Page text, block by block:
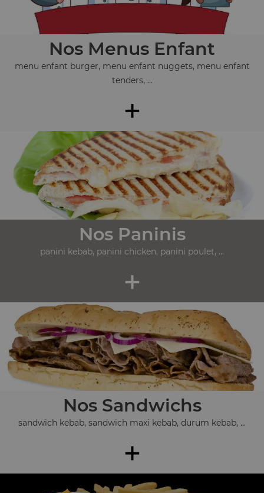
Nos Menus Enfant
menu enfant burger, menu enfant nuggets, menu enfant
tenders, ...
+
Nos Paninis
panini kebab, panini chicken, panini poulet, ...
+
Nos Sandwichs
sandwich kebab, sandwich maxi kebab, durum kebab, ...
+